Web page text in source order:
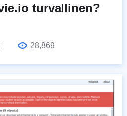
turvallinen?
28,869